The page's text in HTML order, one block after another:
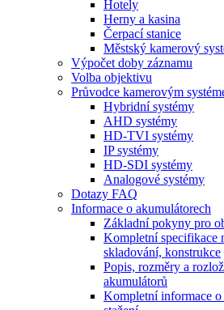
Hotely
Herny a kasina
Čerpací stanice
Městský kamerový
Výpočet doby záznamu
Volba objektivu
Průvodce kamerovým
Hybridní systémy
AHD systémy
HD-TVI systémy
IP systémy
HD-SDI systémy
Analogové systémy
Dotazy FAQ
Informace o akumulátorech
Základní pokyny pro
Kompletní specifikace
skladování, konstrukce
Popis, rozměry a
akumulátorů
Kompletní informace